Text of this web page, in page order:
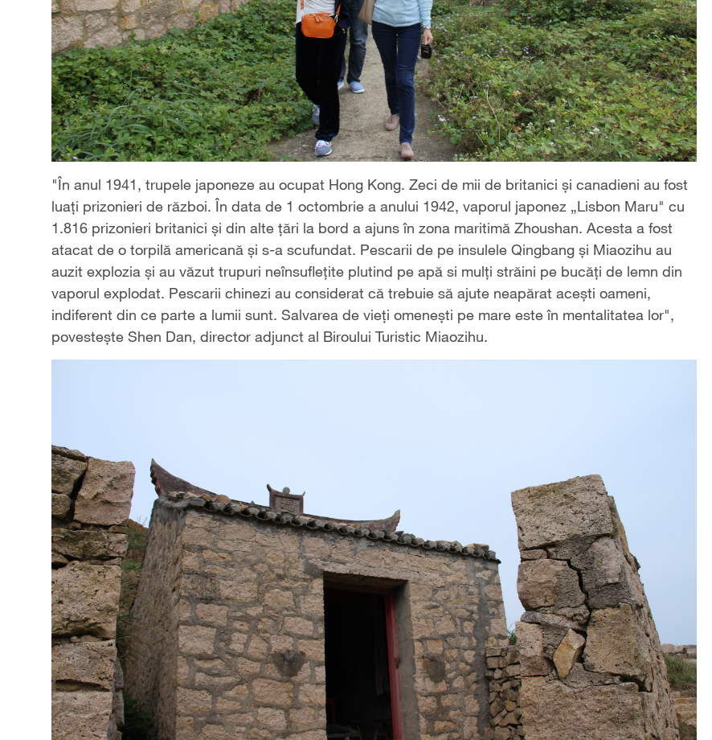
"În anul 1941, trupele japoneze au ocupat Hong Kong. Zeci de mii de britanici şi canadieni au fost
luaţi prizonieri de război. În data de 1 octombrie a anului 1942, vaporul japonez „Lisbon Maru" cu
1.816 prizonieri britanici şi din alte ţări la bord a ajuns în zona maritimă Zhoushan. Acesta a fost
atacat de o torpilă americană şi s-a scufundat. Pescarii de pe insulele Qingbang şi Miaozihu au
auzit explozia şi au văzut trupuri neînsufleţite plutind pe apă si mulţi străini pe bucăţi de lemn din
vaporul explodat. Pescarii chinezi au considerat că trebuie să ajute neapărat aceşti oameni,
indiferent din ce parte a lumii sunt. Salvarea de vieţi omeneşti pe mare este în mentalitatea lor",
povesteşte Shen Dan, director adjunct al Biroului Turistic Miaozihu.